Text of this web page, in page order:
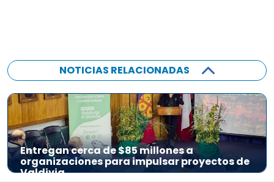
NOTICIAS RELACIONADAS
Entregan cerca de $85 millones a
organizaciones para impulsar proyectos de
Valdivia